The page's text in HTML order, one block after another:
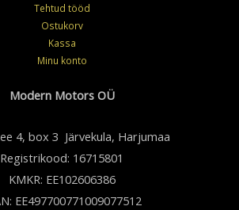
Tehtud tööd
Ostukorv
Kassa
Minu konto
Modern Motors OÜ
4, box 3 Järvekula, Harjumaa
Registrikood: 16715801
KMKR: EE102606386
EE497700771009077512